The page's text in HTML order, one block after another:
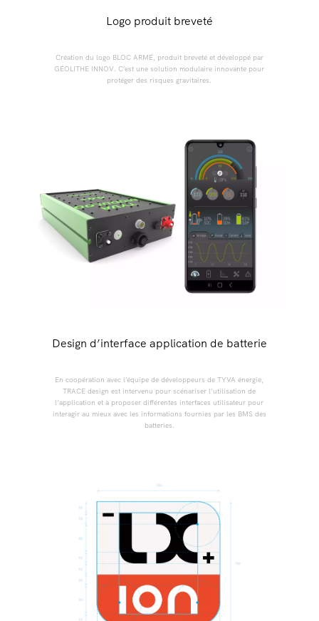
Logo produit breveté
Création du logo BLOC ARMÉ, produit breveté et développé par
GÉOLITHE INNOV. C’est une solution modulaire innovante pour
protéger des risques gravitaires.
Design d’interface application de batterie
En coopération avec l’équipe de développeurs de TYVA énergie,
TRACE design est intervenu pour scénariser l’utilisation de
l’application et à proposer différentes interfaces utilisateur pour
interagir au mieux avec les informations fournies par les BMS des
batteries.